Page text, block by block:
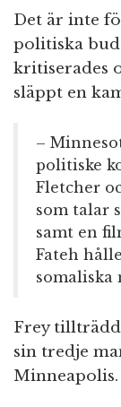
Det är inte
politiska
kritiserades
släppt en
–
politiske
Fletcher
som talar
samt en
Fateh
somaliska
Frey
sin tredje
Minneapolis.